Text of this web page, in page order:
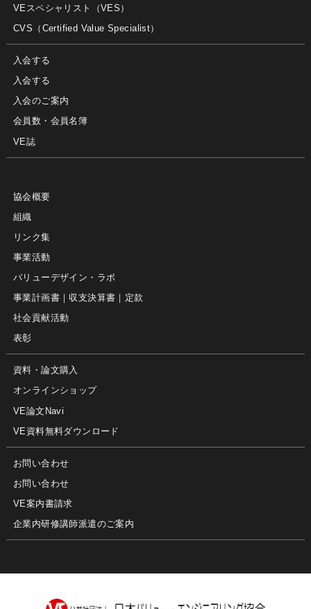
VEスペシャリスト（VES）
CVS（Certified Value Specialist）
入会する
入会する
入会のご案内
会員数・会員名簿
VE誌
協会概要
組織
リンク集
事業活動
バリューデザイン・ラボ
事業計画書｜収支決算書｜定款
社会貢献活動
表彰
資料・論文購入
オンラインショップ
VE論文Navi
VE資料無料ダウンロード
お問い合わせ
お問い合わせ
VE案内書請求
企業内研修講師派遣のご案内